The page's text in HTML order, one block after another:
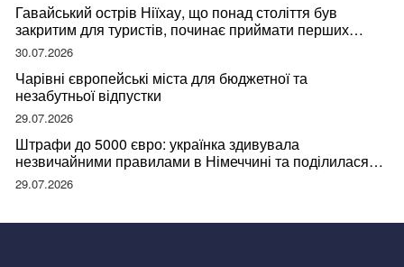
Гавайський острів Ніїхау, що понад століття був
закритим для туристів, починає приймати перших
відвідувачів
30.07.2026
Чарівні європейські міста для бюджетної та
незабутньої відпустки
29.07.2026
Штрафи до 5000 євро: українка здивувала
незвичайними правилами в Німеччині та поділилася
правдою
29.07.2026